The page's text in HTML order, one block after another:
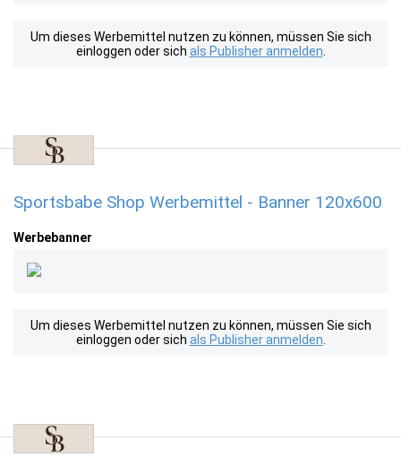
Um dieses Werbemittel nutzen zu können, müssen Sie sich
einloggen oder sich als Publisher anmelden
Sportsbabe Shop Werbemittel - Banner 120x600
Werbebanner
Um dieses Werbemittel nutzen zu können, müssen Sie sich
einloggen oder sich als Publisher anmelden